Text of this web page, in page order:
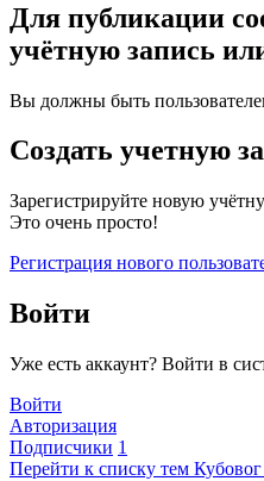
Для публикации
учётную запись
Вы должны быть
Создать учетную
Зарегистрируйте новую
Это очень просто!
Регистрация нового
Войти
Уже есть аккаунт? Войти в
Войти
Авторизация
Подписчики 1
Перейти к списку тем